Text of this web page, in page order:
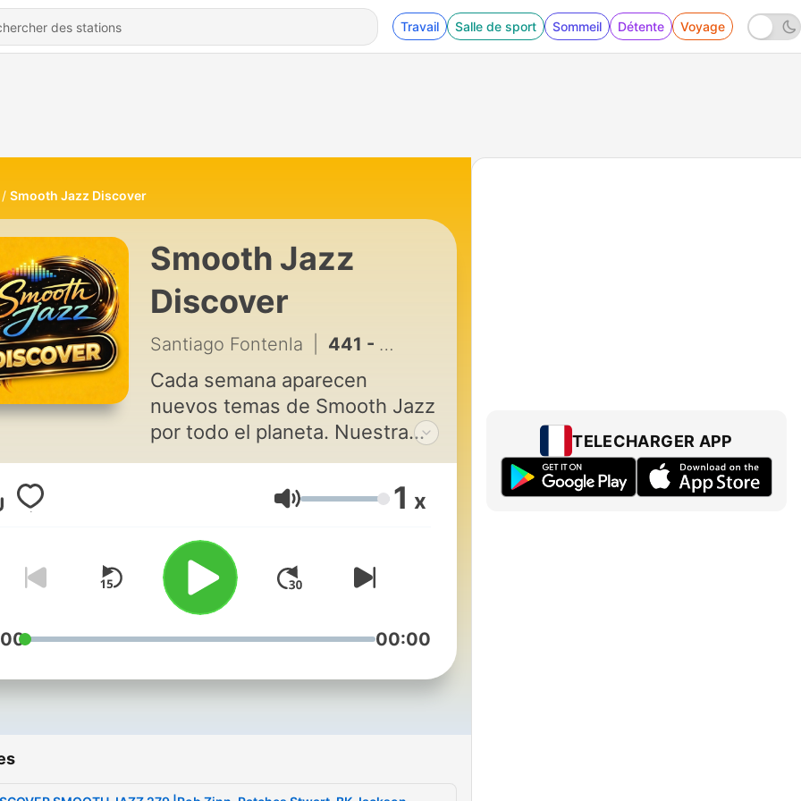
Travail Salle de sport Sommeil Détente Voyage
Smooth Jazz Discover
Smooth Jazz
Discover
Santiago Fontenla 441 - DISCOVER SMOOTH JAZZ 279 |Rob Zinn, Patches Stwart, BK Jackson, Alli' Star, Franko Spero, Madoca, Uday trivedi & more...
Cada semana aparecen
nuevos temas de Smooth Jazz
por todo el planeta. Nuestra
misión es seleccionar lo mejor
para que seas el primero en
escucharlos. Un podcast
abierto con las novedades
semanales del Smooth Jazz en
el que incluímos lanzamientos
de otros estilos afines: Smooth
Jazz, Nu Jazz, Neo Soul,
House... Discover, un podcast
demanding minorities. The
Volume 1 x
00:00
TELECHARGER APP